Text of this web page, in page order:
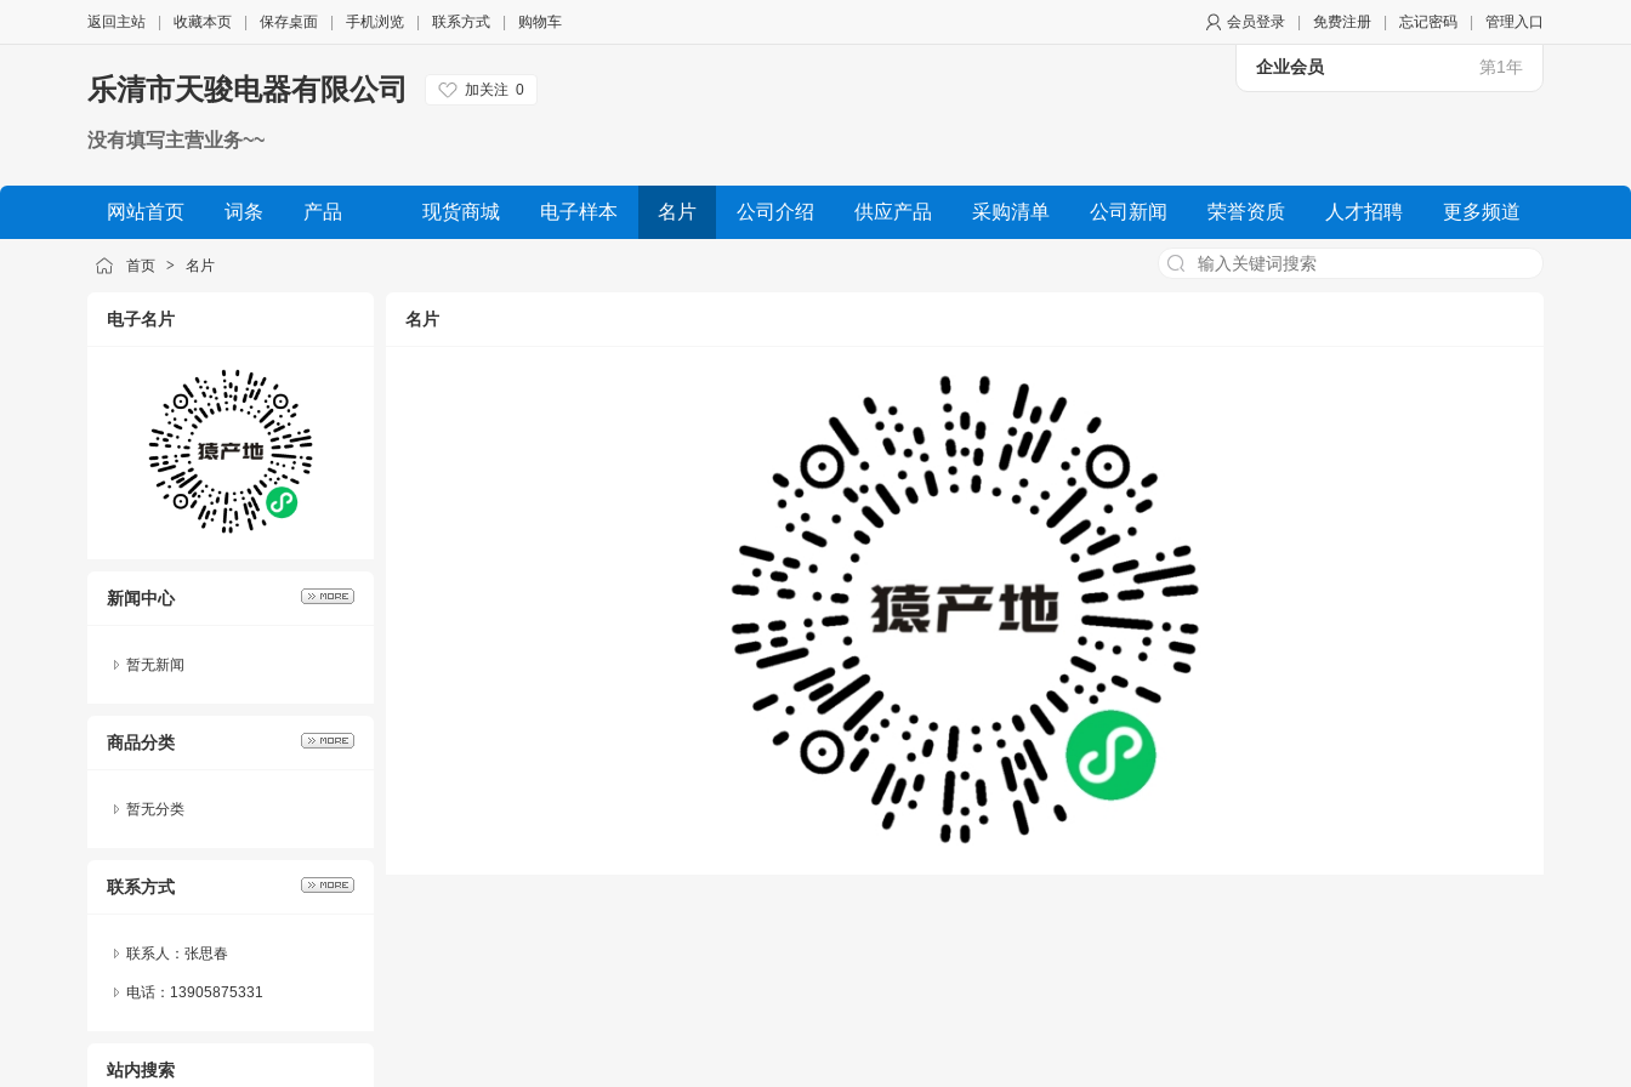
会员登录 免费注册 忘记密码 管理入口
返回主站 收藏本页 保存桌面 手机浏览 联系方式 购物车
企业会员 第1年
乐清市天骏电器有限公司 加关注 0
没有填写主营业务~~
网站首页 词条 产品 现货商城 电子样本 名片 公司介绍 供应产品 采购清单 公司新闻 荣誉资质 人才招聘 更多频道
公司相册
首页 > 名片
电子名片
新闻中心
暂无新闻
商品分类
暂无分类
联系方式
联系人：张思春
电话：13905875331
站内搜索
名片